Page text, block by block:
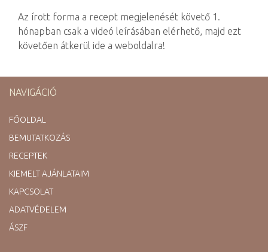
​Az írott forma a recept megjelenését követő 1.
hónapban csak a videó leírásában elérhető, majd ezt
követően átkerül ide a weboldalra!​
NAVIGÁCIÓ
FŐOLDAL
BEMUTATKOZÁS
RECEPTEK
KIEMELT AJÁNLATAIM
KAPCSOLAT
ADATVÉDELEM
ÁSZF